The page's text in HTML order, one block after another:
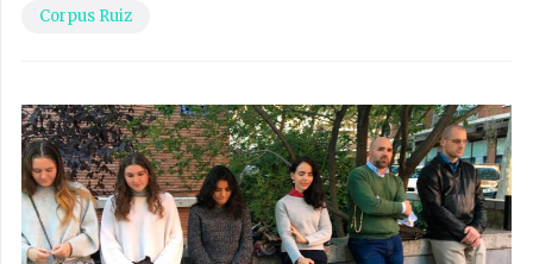
Corpus Ruiz